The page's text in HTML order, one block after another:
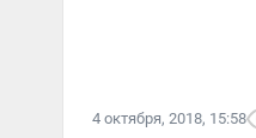
4 октября, 2018, 15:58